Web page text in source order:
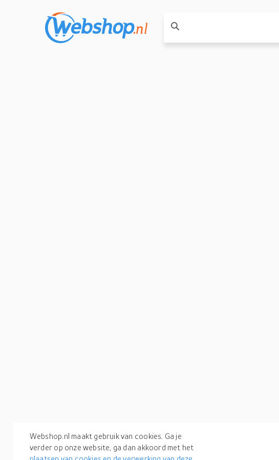
Webshop.nl maakt gebruik van cookies. Ga je
verder op onze website, ga dan akkoord met het